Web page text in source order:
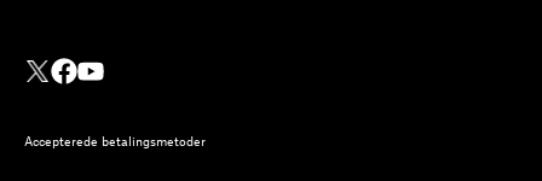
Accepterede betalingsmetoder